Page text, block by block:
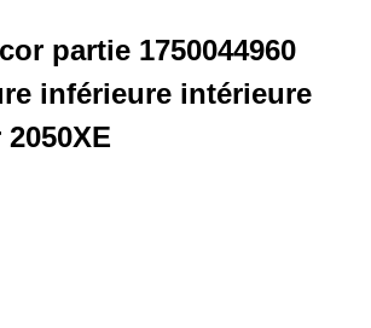
partie 1750044960
inférieure intérieure